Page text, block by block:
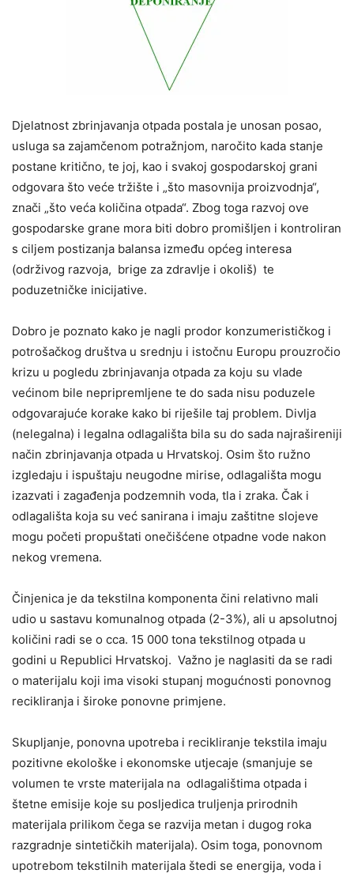
Djelatnost zbrinjavanja otpada postala je unosan posao,
usluga sa zajamčenom potražnjom, naročito kada stanje
postane kritično, te joj, kao i svakoj gospodarskoj grani
odgovara što veće tržište i „što masovnija proizvodnja“,
znači „što veća količina otpada“. Zbog toga razvoj ove
gospodarske grane mora biti dobro promišljen i kontroliran
s ciljem postizanja balansa između općeg interesa
(održivog razvoja, brige za zdravlje i okoliš) te
poduzetničke inicijative.
Dobro je poznato kako je nagli prodor konzumerističkog i
potrošačkog društva u srednju i istočnu Europu prouzročio
krizu u pogledu zbrinjavanja otpada za koju su vlade
većinom bile nepripremljene te do sada nisu poduzele
odgovarajuće korake kako bi riješile taj problem. Divlja
(nelegalna) i legalna odlagališta bila su do sada najrašireniji
način zbrinjavanja otpada u Hrvatskoj. Osim što ružno
izgledaju i ispuštaju neugodne mirise, odlagališta mogu
izazvati i zagađenja podzemnih voda, tla i zraka. Čak i
odlagališta koja su već sanirana i imaju zaštitne slojeve
mogu početi propuštati onečišćene otpadne vode nakon
nekog vremena.
Činjenica je da tekstilna komponenta čini relativno mali
udio u sastavu komunalnog otpada (2-3%), ali u apsolutnoj
količini radi se o cca. 15 000 tona tekstilnog otpada u
godini u Republici Hrvatskoj. Važno je naglasiti da se radi
o materijalu koji ima visoki stupanj mogućnosti ponovnog
recikliranja i široke ponovne primjene.
Skupljanje, ponovna upotreba i recikliranje tekstila imaju
pozitivne ekološke i ekonomske utjecaje (smanjuje se
volumen te vrste materijala na odlagalištima otpada i
štetne emisije koje su posljedica truljenja prirodnih
materijala prilikom čega se razvija metan i dugog roka
razgradnje sintetičkih materijala). Osim toga, ponovnom
upotrebom tekstilnih materijala štedi se energija, voda i